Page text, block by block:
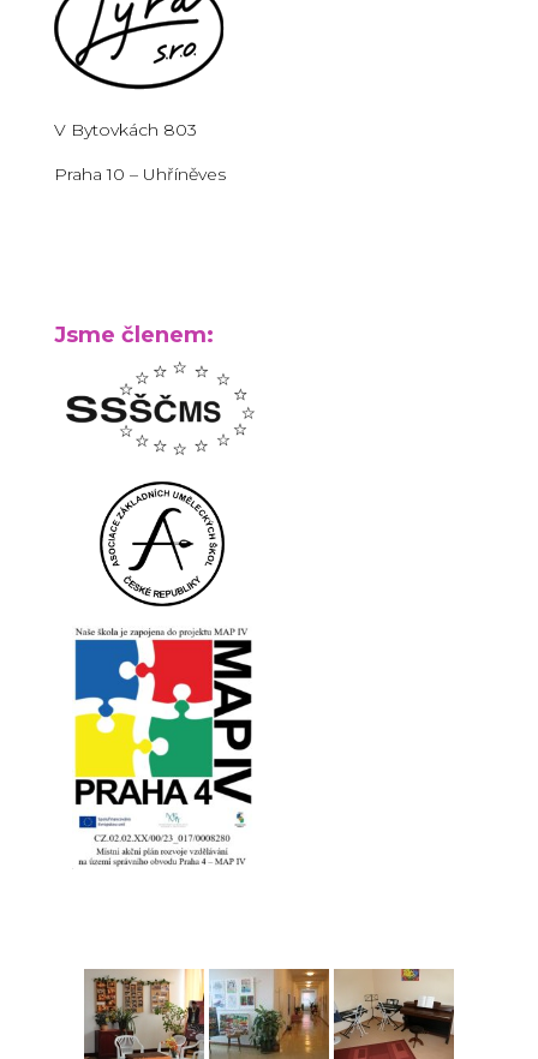
V Bytovkách 803
Praha 10 – Uhříněves
Jsme členem: